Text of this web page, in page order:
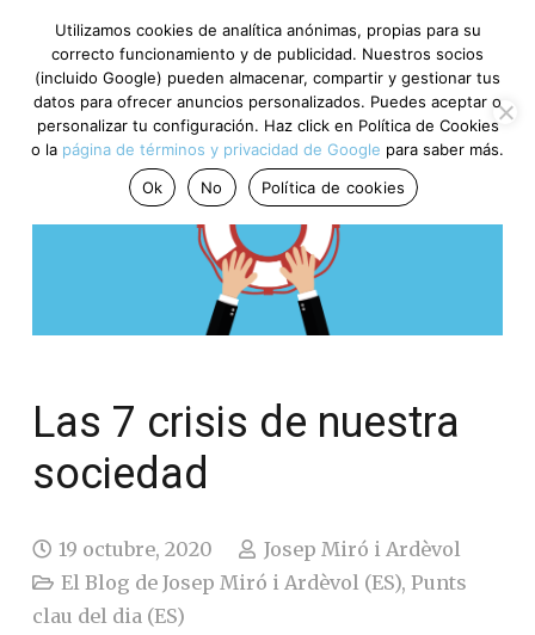
Las 7 crisis de nuestra
sociedad
19 octubre, 2020
Josep Miró i Ardèvol
El Blog de Josep Miró i Ardèvol (ES),Punts
clau del dia (ES)
Utilizamos cookies de analítica anónimas, propias para su
correcto funcionamiento y de publicidad. Nuestros socios
(incluido Google) pueden almacenar, compartir y gestionar tus
datos para ofrecer anuncios personalizados. Puedes aceptar o
personalizar tu configuración. Haz click en Política de Cookies
o la página de términos y privacidad de Google para saber más.
Ok
No Política de cookies